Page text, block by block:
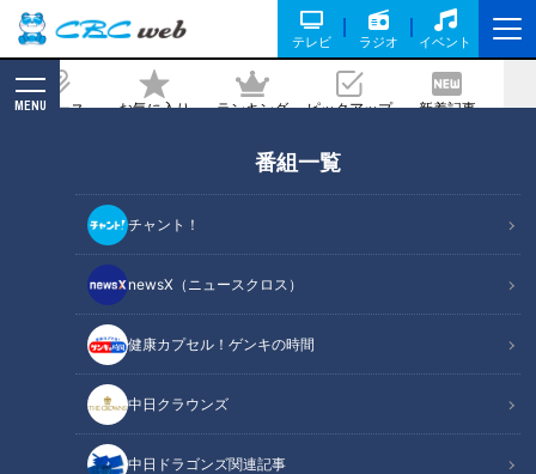
テレビ ラジオ イベント
ニュース お気に入り ランキング ピックアップ 新着記事
MENU
番組一覧
チャント！
newsX（ニュースクロス）
健康カプセル！ゲンキの時間
中日クラウンズ
中日ドラゴンズ関連記事
古舘の次に狙うのは？
記事に戻る